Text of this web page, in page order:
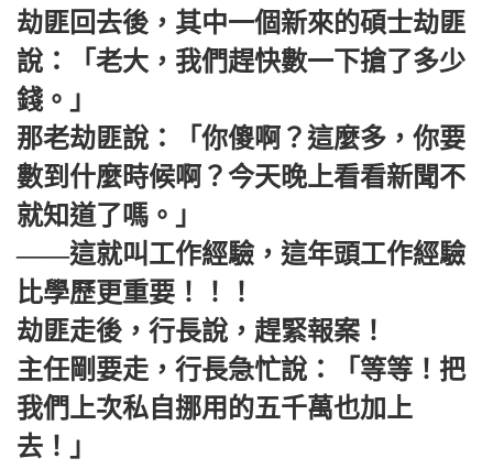
劫匪回去後，其中一個新來的碩士劫匪
說：「老大，我們趕快數一下搶了多少
錢。」
那老劫匪說：「你傻啊？這麼多，你要
數到什麼時候啊？今天晚上看看新聞不
就知道了嗎。」
——這就叫工作經驗，這年頭工作經驗
比學歷更重要！！！
劫匪走後，行長說，趕緊報案！
主任剛要走，行長急忙說：「等等！把
我們上次私自挪用的五千萬也加上
去！」